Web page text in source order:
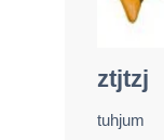
ztjtzj
tuhjum